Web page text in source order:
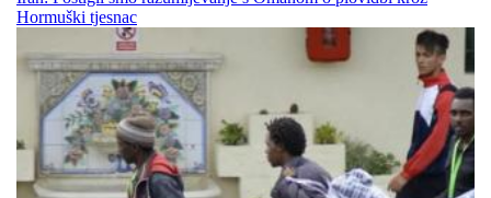
Hormuški tjesnac